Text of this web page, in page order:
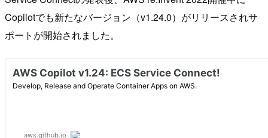
Copilotでも新たなバージョン（v1.24.0）がリリースされサ
ポートが開始されました。